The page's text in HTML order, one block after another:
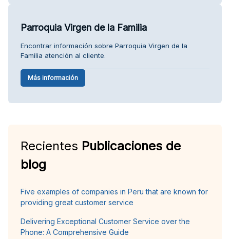
Parroquia Virgen de la Familia
Encontrar información sobre Parroquia Virgen de la
Familia atención al cliente.
Más información
Recientes Publicaciones de
blog
Five examples of companies in Peru that are known for
providing great customer service
Delivering Exceptional Customer Service over the
Phone: A Comprehensive Guide